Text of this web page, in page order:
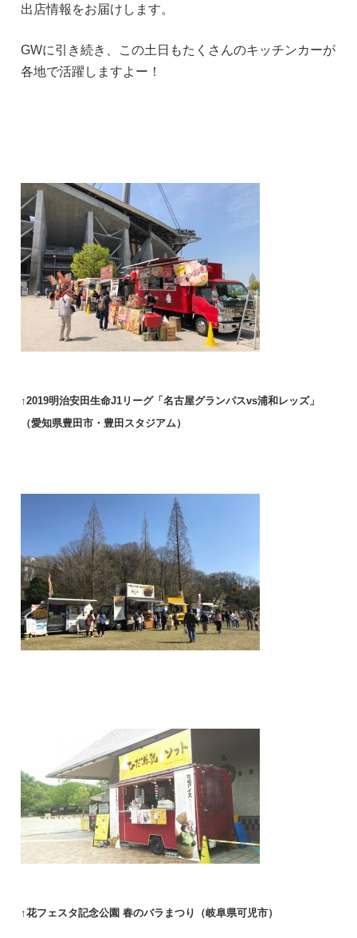
出店情報をお届けします。
GWに引き続き、この土日もたくさんのキッチンカーが
各地で活躍しますよー！
↑2019明治安田生命J1リーグ「名古屋グランパスvs浦和レッズ」
（愛知県豊田市・豊田スタジアム）
↑花フェスタ記念公園 春のバラまつり（岐阜県可児市）